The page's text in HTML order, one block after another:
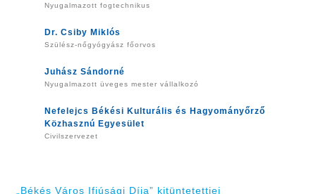
Nyugalmazott fogtechnikus
Dr. Csiby Miklós
Szülész-nőgyógyász főorvos
Juhász Sándorné
Nyugalmazott üveges mester vállalkozó
Nefelejcs Békési Kulturális és Hagyományőrző
Közhasznú Egyesület
Civilszervezet
„Békés Város Ifjúsági Díja” kitüntetettjei